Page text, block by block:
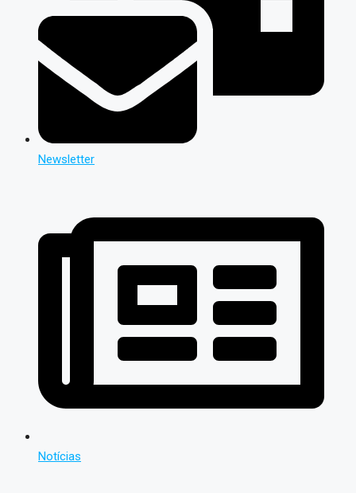
Newsletter
Notícias